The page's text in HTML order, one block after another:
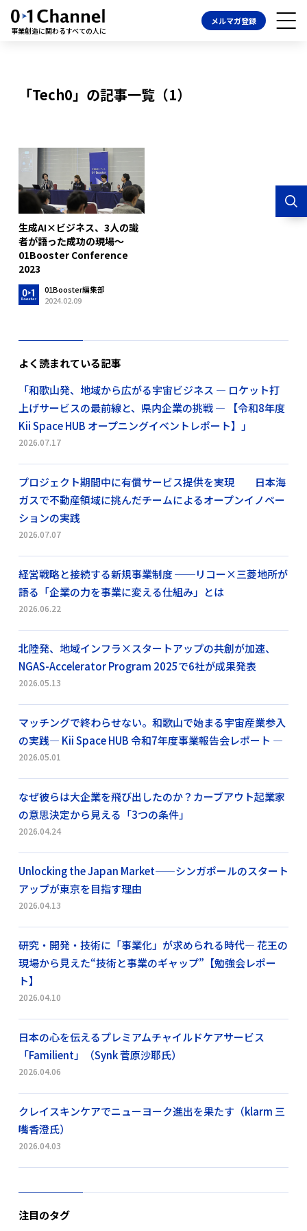
事業創造に関わるすべての人に
メルマガ登録
「Tech0」の記事一覧（1）
生成AI×ビジネス、3人の識
者が語った成功の現場〜
01Booster Conference
2023
01Booster編集部
2024.02.09
よく読まれている記事
「和歌山発、地域から広がる宇宙ビジネス ― ロケット打
上げサービスの最前線と、県内企業の挑戦 ― 【令和8年度
Kii Space HUB オープニングイベントレポート】」
2026.07.17
プロジェクト期間中に有償サービス提供を実現 日本海
ガスで不動産領域に挑んだチームによるオープンイノベー
ションの実践
2026.07.07
経営戦略と接続する新規事業制度 ──リコー×三菱地所が
語る「企業の力を事業に変える仕組み」とは
2026.06.22
北陸発、地域インフラ×スタートアップの共創が加速、
NGAS-Accelerator Program 2025で6社が成果発表
2026.05.13
マッチングで終わらせない。和歌山で始まる宇宙産業参入
の実践― Kii Space HUB 令和7年度事業報告会レポート ―
2026.05.01
なぜ彼らは大企業を飛び出したのか？カーブアウト起業家
の意思決定から見える「3つの条件」
2026.04.24
Unlocking the Japan Market——シンガポールのスタート
アップが東京を目指す理由
2026.04.13
研究・開発・技術に「事業化」が求められる時代― 花王の
現場から見えた“技術と事業のギャップ”【勉強会レポー
ト】
2026.04.10
日本の心を伝えるプレミアムチャイルドケアサービス
「Familient」（Synk 菅原沙耶氏）
2026.04.06
クレイスキンケアでニューヨーク進出を果たす（klarm 三
嘴香澄氏）
2026.04.03
注目のタグ